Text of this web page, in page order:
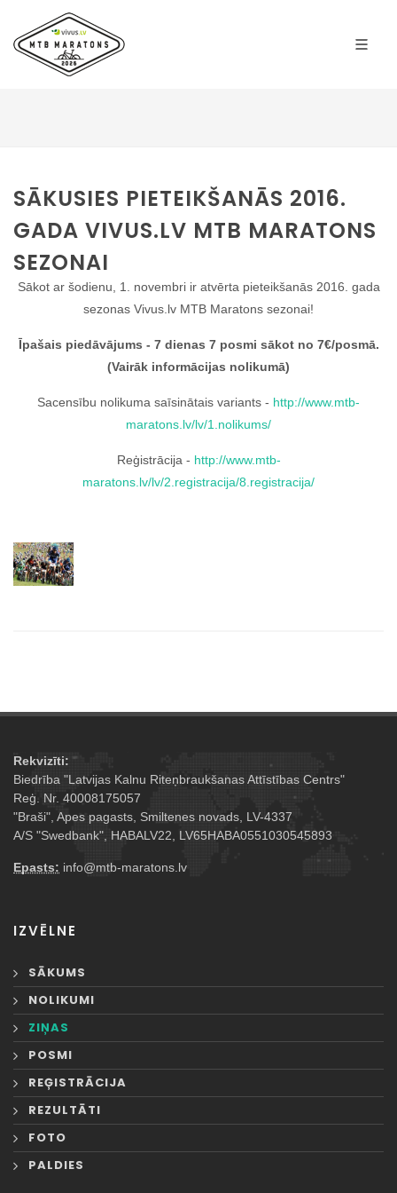
SĀKUSIES PIETEIKŠANĀS 2016.
GADA VIVUS.LV MTB MARATONS
SEZONAI
Sākot ar šodienu, 1. novembri ir atvērta pieteikšanās 2016. gada
sezonas Vivus.lv MTB Maratons sezonai!
Īpašais piedāvājums - 7 dienas 7 posmi sākot no 7€/posmā.
(Vairāk informācijas nolikumā)
Sacensību nolikuma saīsinātais variants - http://www.mtb-
maratons.lv/lv/1.nolikums/
Reģistrācija - http://www.mtb-
maratons.lv/lv/2.registracija/8.registracija/
Rekvizīti:
Biedrība "Latvijas Kalnu Riteņbraukšanas Attīstības Centrs"
Reģ. Nr. 40008175057
"Braši", Apes pagasts, Smiltenes novads, LV-4337
A/S "Swedbank", HABALV22, LV65HABA0551030545893
Epasts: info@mtb-maratons.lv
IZVĒLNE
SĀKUMS
NOLIKUMI
ZIŅAS
POSMI
REĢISTRĀCIJA
REZULTĀTI
FOTO
PALDIES